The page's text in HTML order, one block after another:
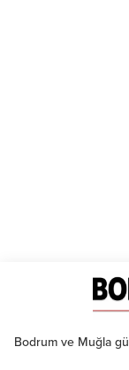
Bodrum ve Muğla